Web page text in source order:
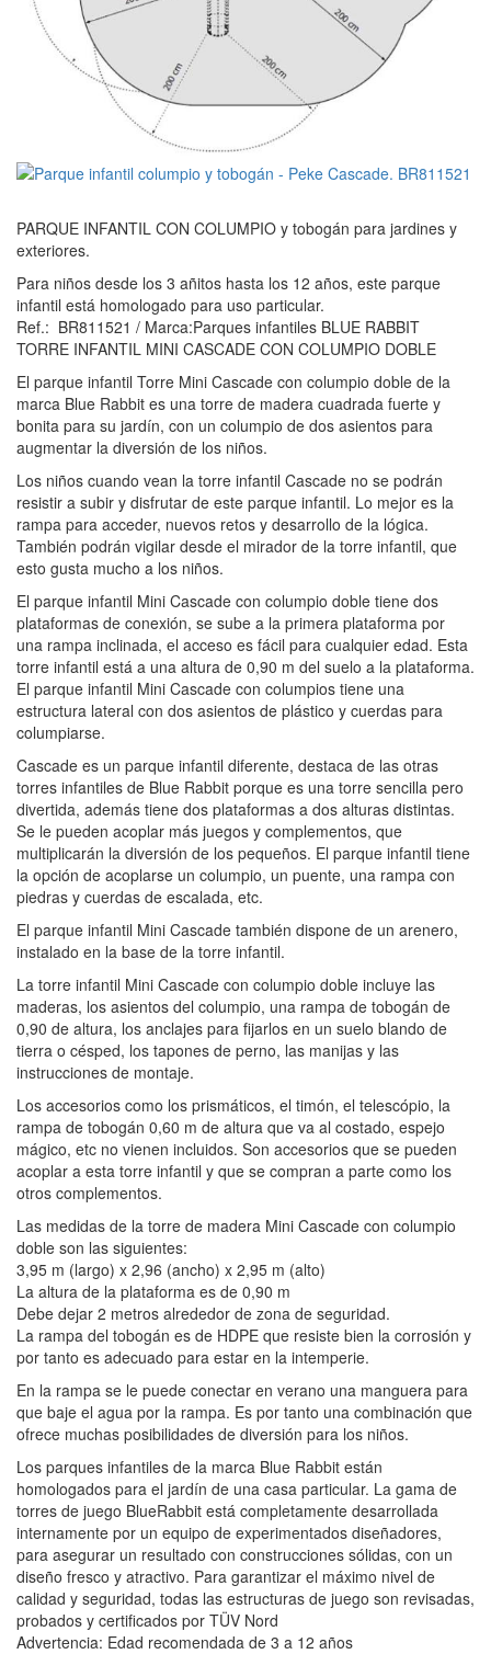
PARQUE INFANTIL CON COLUMPIO y tobogán para jardines y
exteriores.
Para niños desde los 3 añitos hasta los 12 años, este parque
infantil está homologado para uso particular.
Ref.: BR811521 / Marca:Parques infantiles BLUE RABBIT
TORRE INFANTIL MINI CASCADE CON COLUMPIO DOBLE
El parque infantil Torre Mini Cascade con columpio doble de la
marca Blue Rabbit es una torre de madera cuadrada fuerte y
bonita para su jardín, con un columpio de dos asientos para
augmentar la diversión de los niños.
Los niños cuando vean la torre infantil Cascade no se podrán
resistir a subir y disfrutar de este parque infantil. Lo mejor es la
rampa para acceder, nuevos retos y desarrollo de la lógica.
También podrán vigilar desde el mirador de la torre infantil, que
esto gusta mucho a los niños.
El parque infantil Mini Cascade con columpio doble tiene dos
plataformas de conexión, se sube a la primera plataforma por
una rampa inclinada, el acceso es fácil para cualquier edad. Esta
torre infantil está a una altura de 0,90 m del suelo a la plataforma.
El parque infantil Mini Cascade con columpios tiene una
estructura lateral con dos asientos de plástico y cuerdas para
columpiarse.
Cascade es un parque infantil diferente, destaca de las otras
torres infantiles de Blue Rabbit porque es una torre sencilla pero
divertida, además tiene dos plataformas a dos alturas distintas.
Se le pueden acoplar más juegos y complementos, que
multiplicarán la diversión de los pequeños. El parque infantil tiene
la opción de acoplarse un columpio, un puente, una rampa con
piedras y cuerdas de escalada, etc.
El parque infantil Mini Cascade también dispone de un arenero,
instalado en la base de la torre infantil.
La torre infantil Mini Cascade con columpio doble incluye las
maderas, los asientos del columpio, una rampa de tobogán de
0,90 de altura, los anclajes para fijarlos en un suelo blando de
tierra o césped, los tapones de perno, las manijas y las
instrucciones de montaje.
Los accesorios como los prismáticos, el timón, el telescópio, la
rampa de tobogán 0,60 m de altura que va al costado, espejo
mágico, etc no vienen incluidos. Son accesorios que se pueden
acoplar a esta torre infantil y que se compran a parte como los
otros complementos.
Las medidas de la torre de madera Mini Cascade con columpio
doble son las siguientes:
3,95 m (largo) x 2,96 (ancho) x 2,95 m (alto)
La altura de la plataforma es de 0,90 m
Debe dejar 2 metros alrededor de zona de seguridad.
La rampa del tobogán es de HDPE que resiste bien la corrosión y
por tanto es adecuado para estar en la intemperie.
En la rampa se le puede conectar en verano una manguera para
que baje el agua por la rampa. Es por tanto una combinación que
ofrece muchas posibilidades de diversión para los niños.
Los parques infantiles de la marca Blue Rabbit están
homologados para el jardín de una casa particular. La gama de
torres de juego BlueRabbit está completamente desarrollada
internamente por un equipo de experimentados diseñadores,
para asegurar un resultado con construcciones sólidas, con un
diseño fresco y atractivo. Para garantizar el máximo nivel de
calidad y seguridad, todas las estructuras de juego son revisadas,
probados y certificados por TÜV Nord
Advertencia: Edad recomendada de 3 a 12 años